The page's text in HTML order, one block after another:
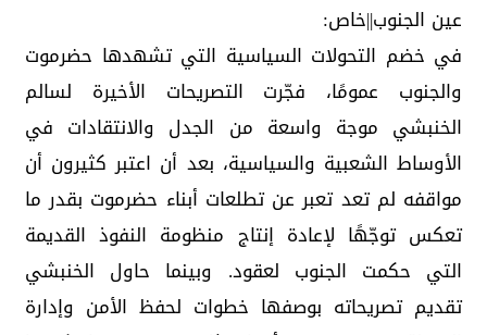
عين الجنوب||خاص:
في خضم التحولات السياسية التي تشهدها حضرموت
والجنوب عمومًا، فجّرت التصريحات الأخيرة لسالم
الخنبشي موجة واسعة من الجدل والانتقادات في
الأوساط الشعبية والسياسية، بعد أن اعتبر كثيرون أن
مواقفه لم تعد تعبر عن تطلعات أبناء حضرموت بقدر ما
تعكس توجّهًا لإعادة إنتاج منظومة النفوذ القديمة
التي حكمت الجنوب لعقود. وبينما حاول الخنبشي
تقديم تصريحاته بوصفها خطوات لحفظ الأمن وإدارة